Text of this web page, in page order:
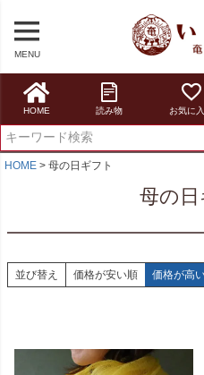
MENU
HOME 読み物 お気に
HOME 母の日ギフト
母の日
並び替え 価格が安い順 価格が高